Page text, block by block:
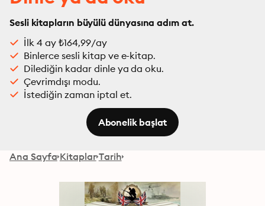
Sesli kitapların büyülü dünyasına adım at.
İlk 4 ay ₺164,99/ay
Binlerce sesli kitap ve e-kitap.
Dilediğin kadar dinle ya da oku.
Çevrimdışı modu.
İstediğin zaman iptal et.
Abonelik başlat
Ana Sayfa Kitaplar Tarih